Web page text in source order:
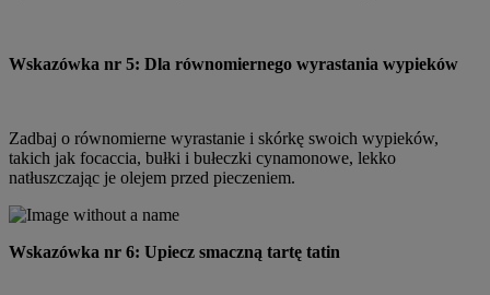
Wskazówka nr 5: Dla równomiernego wyrastania wypieków
Zadbaj o równomierne wyrastanie i skórkę swoich wypieków,
takich jak focaccia, bułki i bułeczki cynamonowe, lekko
natłuszczając je olejem przed pieczeniem.
Wskazówka nr 6: Upiecz smaczną tartę tatin